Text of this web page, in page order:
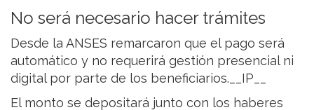
No será necesario hacer trámites
Desde la ANSES remarcaron que el pago será
automático y no requerirá gestión presencial ni
digital por parte de los beneficiarios.__IP__
El monto se depositará junto con los haberes